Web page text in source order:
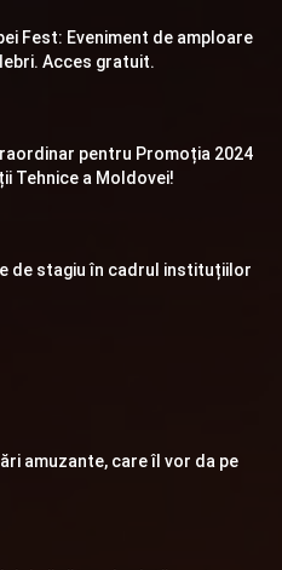
Fest: Eveniment de amploare
Acces gratuit.
pentru Promoția 2024
Tehnice a Moldovei!
de stagiu în cadrul instituțiilor
amuzante, care îl vor da pe